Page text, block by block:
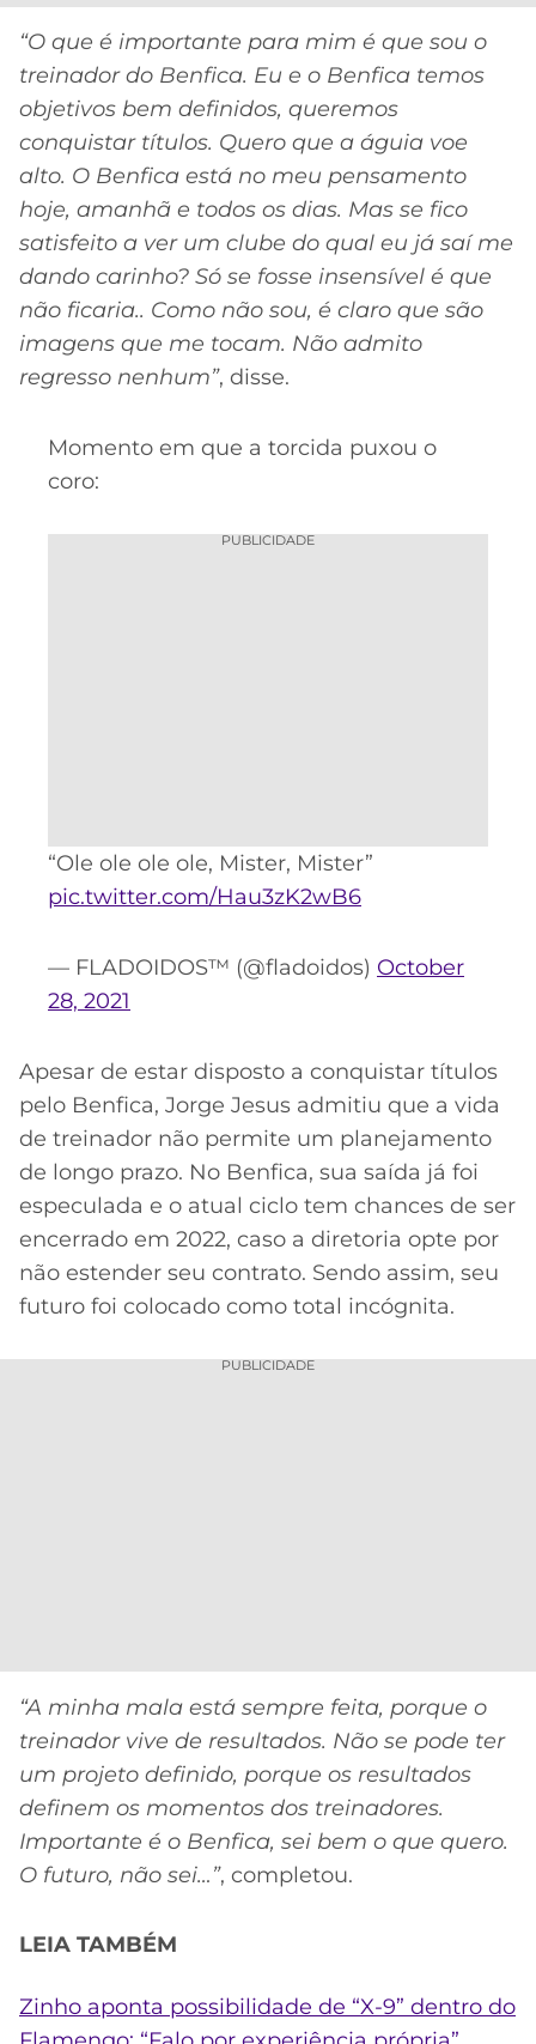
MG
CRUZEIRO
“O que é importante para mim é que sou o
treinador do Benfica. Eu e o Benfica temos
objetivos bem definidos, queremos
conquistar títulos. Quero que a águia voe
alto. O Benfica está no meu pensamento
hoje, amanhã e todos os dias. Mas se fico
satisfeito a ver um clube do qual eu já saí me
dando carinho? Só se fosse insensível é que
não ficaria.. Como não sou, é claro que são
imagens que me tocam. Não admito
regresso nenhum”, disse.
Momento em que a torcida puxou o
coro:
PUBLICIDADE
“Ole ole ole ole, Mister, Mister”
pic.twitter.com/Hau3zK2wB6
— FLADOIDOS™ (@fladoidos) October
28, 2021
Apesar de estar disposto a conquistar títulos
pelo Benfica, Jorge Jesus admitiu que a vida
de treinador não permite um planejamento
de longo prazo. No Benfica, sua saída já foi
especulada e o atual ciclo tem chances de ser
encerrado em 2022, caso a diretoria opte por
não estender seu contrato. Sendo assim, seu
futuro foi colocado como total incógnita.
PUBLICIDADE
“A minha mala está sempre feita, porque o
treinador vive de resultados. Não se pode ter
um projeto definido, porque os resultados
definem os momentos dos treinadores.
Importante é o Benfica, sei bem o que quero.
O futuro, não sei…”, completou.
LEIA TAMBÉM
Zinho aponta possibilidade de “X-9” dentro do